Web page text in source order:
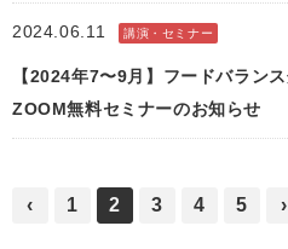
2024.06.11 講演・セミナー
【2024年7〜9月】フードバラン
ZOOM無料セミナーのお知らせ
‹ 1 2 3 4 5 ›